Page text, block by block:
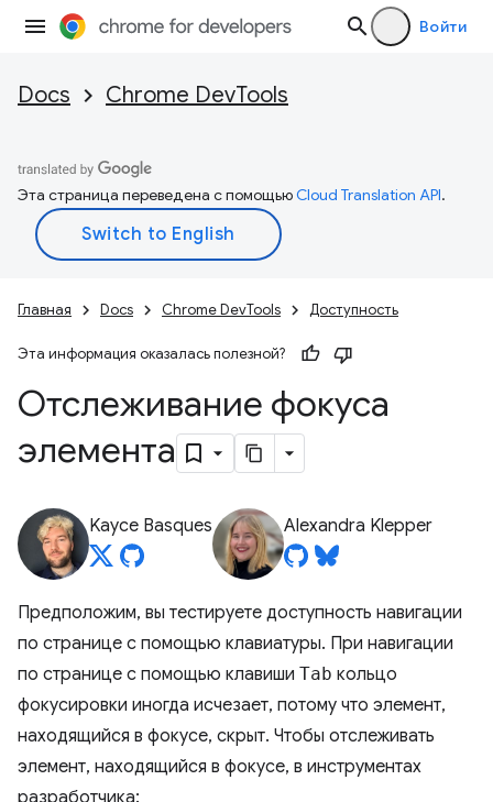
Войти
Docs Chrome DevTools
Эта страница переведена с помощьюCloud Translation API.
Главная Docs Chrome DevTools Доступность
Эта информация оказалась полезной?
Отслеживание фокуса
элемента
Kayce Basques Alexandra Klepper
Предположим, вы тестируете доступность навигации
по странице с помощью клавиатуры. При навигации
по странице с помощью клавиши Tab кольцо
фокусировки иногда исчезает, потому что элемент,
находящийся в фокусе, скрыт. Чтобы отслеживать
элемент, находящийся в фокусе, в инструментах
разработчика: